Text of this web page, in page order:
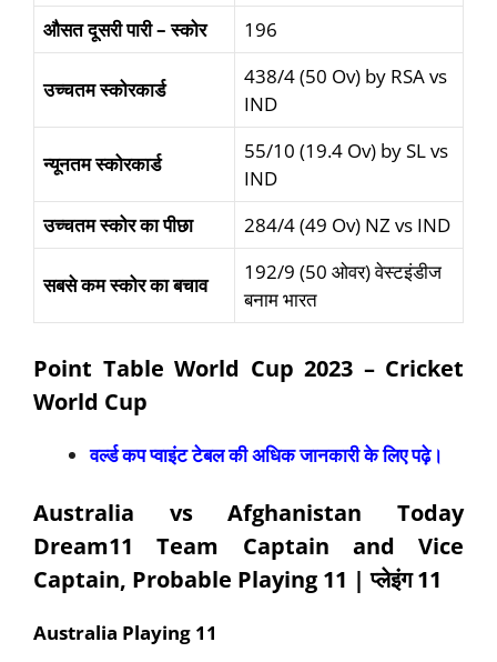
औसतदूसरी पारी–स्कोर 196
उच्चतम स्कोरकार्ड
438/4 (50 Ov) by RSA vs
IND
न्यूनतम स्कोरकार्ड
55/10 (19.4 Ov) by SL vs
IND
उच्चतम स्कोर का पीछा
284/4 (49 Ov) NZ vs IND
सबसे कम स्कोर का बचाव
192/9 (50 ओवर) वेस्टइंडीज
बनाम भारत
Point Table World Cup 2023 – Cricket
World Cup
वर्ल्ड कप प्वाइंट टेबल की अधिक जानकारी के लिए पढ़े।
Australia vs Afghanistan Today
Dream11 Team Captain and Vice
Captain, Probable Playing 11 |प्लेइंग11
Australia Playing 11